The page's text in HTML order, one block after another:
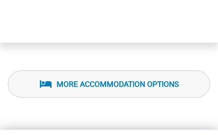
MORE ACCOMMODATION OPTIONS